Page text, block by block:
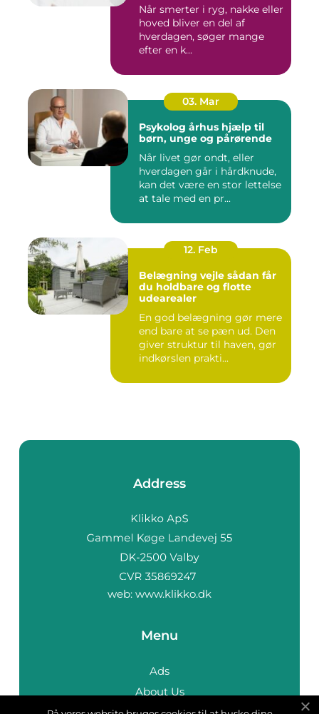
Når smerter i ryg, nakke eller
hoved bliver en del af
hverdagen, søger mange
efter en k...
03. Mar
Psykolog århus hjælp til
børn, unge og pårørende
Når livet gør ondt, eller
hverdagen går i hårdknude,
kan det være en stor lettelse
at tale med en pr...
12. Feb
Belægning vejle sådan får
du holdbare og flotte
udearealer
En god belægning gør mere
end bare at se pæn ud. Den
giver struktur til haven, gør
indkørslen prakti...
Address
web: www.klikko.dk
Menu
Ads
About Us